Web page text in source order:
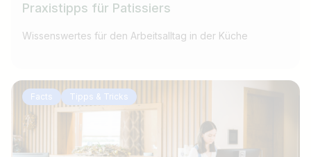
Praxistipps für Patissiers
Wissenswertes für den Arbeitsalltag in der Küche
Facts Tipps & Tricks